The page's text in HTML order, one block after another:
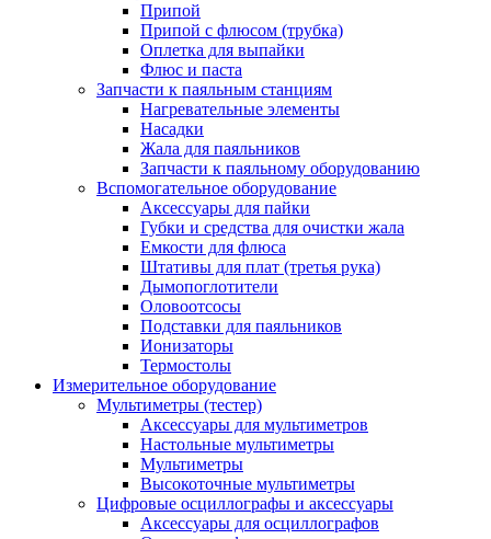
Припой
Припой с флюсом (трубка)
Оплетка для выпайки
Флюс и паста
Запчасти к паяльным станциям
Нагревательные элементы
Насадки
Жала для паяльников
Запчасти к паяльному оборудованию
Вспомогательное оборудование
Аксессуары для пайки
Губки и средства для очистки жала
Емкости для флюса
Штативы для плат (третья рука)
Дымопоглотители
Оловоотсосы
Подставки для паяльников
Ионизаторы
Термостолы
Измерительное оборудование
Мультиметры (тестер)
Аксессуары для мультиметров
Настольные мультиметры
Мультиметры
Высокоточные мультиметры
Цифровые осциллографы и аксессуары
Аксессуары для осциллографов